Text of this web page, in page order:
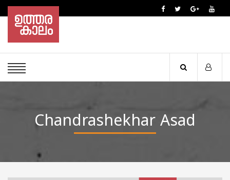
Chandrashekhar Asad